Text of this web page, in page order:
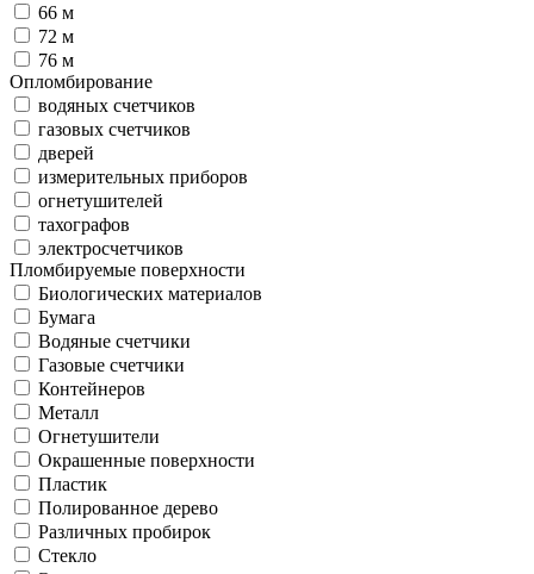
66 м
72 м
76 м
Опломбирование
водяных счетчиков
газовых счетчиков
дверей
измерительных приборов
огнетушителей
тахографов
электросчетчиков
Пломбируемые поверхности
Биологических материалов
Бумага
Водяные счетчики
Газовые счетчики
Контейнеров
Металл
Огнетушители
Окрашенные поверхности
Пластик
Полированное дерево
Различных пробирок
Стекло